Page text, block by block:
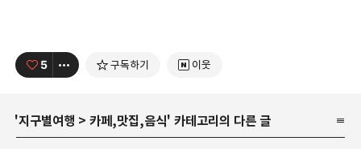
5 구독하기 이웃
'지구별여행 > 카페,맛집,음식' 카테고리의 다른 글